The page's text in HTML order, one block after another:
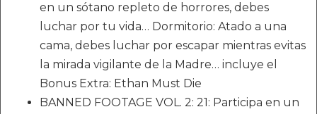
en un sótano repleto de horrores, debes
luchar por tu vida… Dormitorio: Atado a una
cama, debes luchar por escapar mientras evitas
la mirada vigilante de la Madre… incluye el
Bonus Extra: Ethan Must Die
BANNED FOOTAGE VOL. 2: 21: Participa en un